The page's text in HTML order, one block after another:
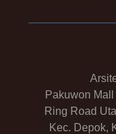
Pakuwon
Ring Road
Kec. Depok,